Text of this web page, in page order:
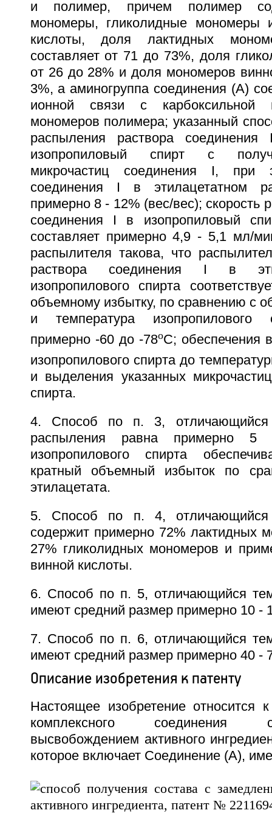
и полимер, причем полимер
мономеры, гликолидные мономеры
кислоты, доля лактидных
составляет от 71 до 73%, доля
от 26 до 28% и доля мономеров
3%, а аминогруппа соединения (А)
ионной связи с карбоксильной
мономеров полимера; указанный
распыления раствора
изопропиловый спирт с
микрочастиц соединения I, при
соединения I в этилацетатном
примерно 8 - 12% (вес/вес); скорость
соединения I в изопропиловый
составляет примерно 4,9 - 5,1 мл/
распылителя такова, что
раствора соединения I в
изопропилового спирта
объемному избытку, по сравнению с
и температура изопропилового
примерно -60 до -78oС; обеспечения
изопропилового спирта до
и выделения указанных
спирта.
4. Способ по п. 3, отличающийся
распыления равна примерно
изопропилового спирта
кратный объемный избыток по
этилацетата.
5. Способ по п. 4,
содержит примерно 72% лактидных
27% гликолидных мономеров и
винной кислоты.
6. Способ по п. 5, отличающийся
имеют средний размер примерно 10 -
7. Способ по п. 6, отличающийся
имеют средний размер примерно 40 -
Описание изобретения к патенту
Настоящее изобретение относится
комплексного соединения
высвобождением активного
которое включает Соединение (А),